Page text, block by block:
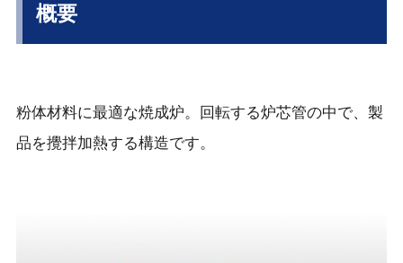
概要
粉体材料に最適な焼成炉。回転する炉芯管の中で、製
品を攪拌加熱する構造です。